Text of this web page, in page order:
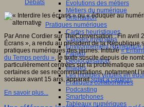
Evolutions des métiers
Métiers du numérique
Orientation
Pratiques numériques
Cartes heuristiques
Classes inversées
Environnement Numérique
Fablab
Géolocalisation
Images
Les mondes virtuels en
Pratiques collaboratives
Podcasting
Smartphones
Tableaux numériques
Débats
Par Anne Cordier sur TheConversation : Fin avril
Écrans », a rendu au président de la République
pratiques numériques des jeunes. Intitulé«
du Temps perdu », le texte suscite depuis de
particulièrement centrées sur la problématique
certaines de ses recommandations, notamment
sociaux avant 15 ans, apparaitsujet à caution.
En savoir plus...